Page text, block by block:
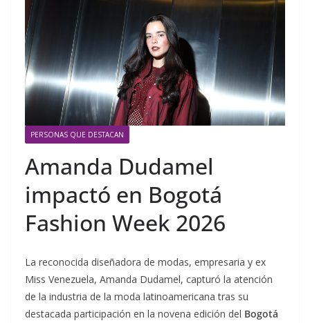
PERSONAS QUE DESTACAN
Amanda Dudamel
impactó en Bogotá
Fashion Week 2026
La reconocida diseñadora de modas, empresaria y ex
Miss Venezuela, Amanda Dudamel, capturó la atención
de la industria de la moda latinoamericana tras su
destacada participación en la novena edición del Bogotá